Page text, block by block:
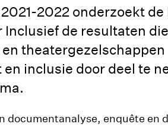
2022 onderzoekt
de resultaten
inclusie door deel te
documentanalyse, enquête